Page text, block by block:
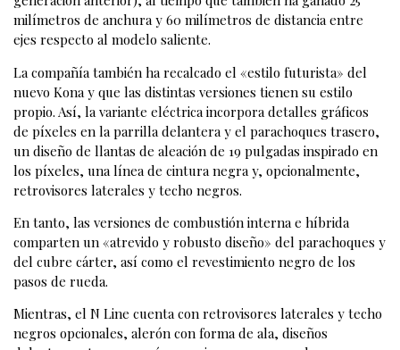
milímetros de anchura y 60 milímetros de distancia entre
ejes respecto al modelo saliente.
La compañía también ha recalcado el «estilo futurista» del
nuevo Kona y que las distintas versiones tienen su estilo
propio. Así, la variante eléctrica incorpora detalles gráficos
de píxeles en la parrilla delantera y el parachoques trasero,
un diseño de llantas de aleación de 19 pulgadas inspirado en
los píxeles, una línea de cintura negra y, opcionalmente,
retrovisores laterales y techo negros.
En tanto, las versiones de combustión interna e híbrida
comparten un «atrevido y robusto diseño» del parachoques y
del cubre cárter, así como el revestimiento negro de los
pasos de rueda.
Mientras, el N Line cuenta con retrovisores laterales y techo
negros opcionales, alerón con forma de ala, diseños